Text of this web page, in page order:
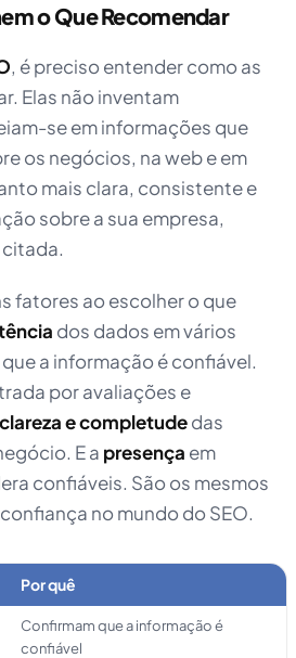
o Que Recomendar
, é preciso entender como as
Elas não inventam
se em informações que
os negócios, na web e em
mais clara, consistente e
sobre a sua empresa,
citada.
fatores ao escolher o que
dos dados em vários
a informação é confiável.
por avaliações e
clareza e completudedas
E a presença em
confiáveis. São os mesmos
no mundo do SEO.
Por quê
Confirmam que a informação é
confiável